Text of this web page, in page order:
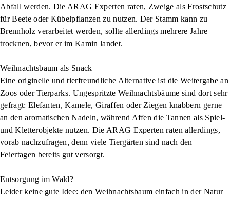
Abfall werden. Die ARAG Experten raten, Zweige als Frostschutz
für Beete oder Kübelpflanzen zu nutzen. Der Stamm kann zu
Brennholz verarbeitet werden, sollte allerdings mehrere Jahre
trocknen, bevor er im Kamin landet.
Weihnachtsbaum als Snack
Eine originelle und tierfreundliche Alternative ist die Weitergabe an
Zoos oder Tierparks. Ungespritzte Weihnachtsbäume sind dort sehr
gefragt: Elefanten, Kamele, Giraffen oder Ziegen knabbern gerne
an den aromatischen Nadeln, während Affen die Tannen als Spiel-
und Kletterobjekte nutzen. Die ARAG Experten raten allerdings,
vorab nachzufragen, denn viele Tiergärten sind nach den
Feiertagen bereits gut versorgt.
Entsorgung im Wald?
Leider keine gute Idee: den Weihnachtsbaum einfach in der Natur